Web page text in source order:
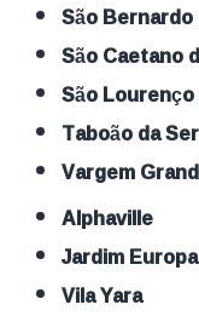
São
São Caetano
São
Taboão da
Vargem
Alphaville
Jardim Europa
Vila Yara